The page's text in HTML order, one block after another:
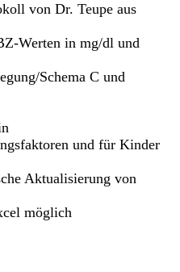
von Dr. Teupe aus
Werten in mg/dl und
Schema C und
und für Kinder
Aktualisierung von
möglich